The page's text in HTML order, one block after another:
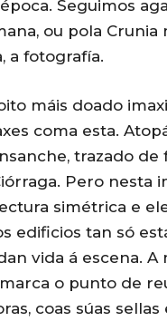
Seguimos
ou pola Crunia
a fotografía.
máis doado
coma esta.
trazado
Pero nesta
simétrica e
edificios tan só
vida á escena.
o punto de
coas súas sellas